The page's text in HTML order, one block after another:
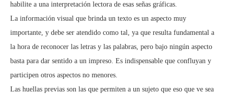
habilite a una interpretación lectora de esas señas gráficas.
La información visual que brinda un texto es un aspecto muy
importante, y debe ser atendido como tal, ya que resulta fundamental a
la hora de reconocer las letras y las palabras, pero bajo ningún aspecto
basta para dar sentido a un impreso. Es indispensable que confluyan y
participen otros aspectos no menores.
Las huellas previas son las que permiten a un sujeto que eso que ve sea